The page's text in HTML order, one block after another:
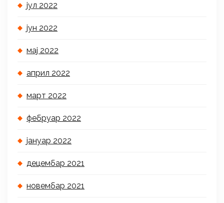
јул 2022
јун 2022
мај 2022
април 2022
март 2022
фебруар 2022
јануар 2022
децембар 2021
новембар 2021